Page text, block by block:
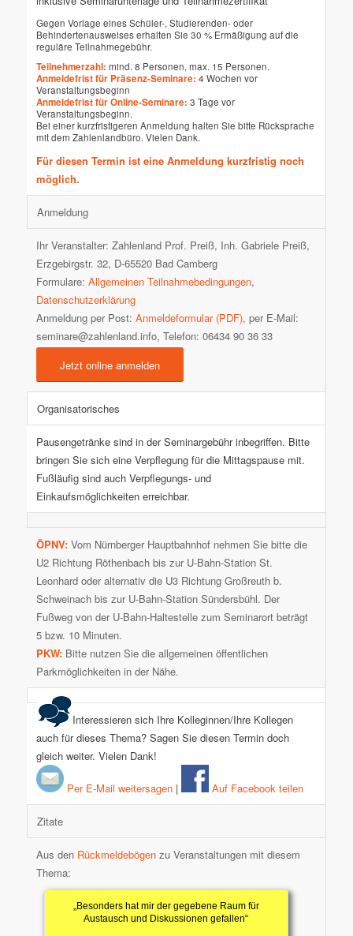
Gegen Vorlage eines Schüler-, Studierenden- oder
Behindertenausweises erhalten Sie 30 % Ermäßigung auf die
reguläre Teilnahmegebühr.
Teilnehmerzahl: mind. 8 Personen, max. 15 Personen.
Anmeldefrist für Präsenz-Seminare: 4 Wochen vor
Veranstaltungsbeginn
Anmeldefrist für Online-Seminare: 3 Tage vor
Veranstaltungsbeginn.
Bei einer kurzfristigeren Anmeldung halten Sie bitte Rücksprache
mit dem Zahlenlandbüro. Vielen Dank.
Für diesen Termin ist eine Anmeldung kurzfristig noch
möglich.
Anmeldung
Ihr Veranstalter: Zahlenland Prof. Preiß, Inh. Gabriele Preiß,
Erzgebirgstr. 32, D-65520 Bad Camberg
Formulare: Allgemeinen Teilnahmebedingungen,
Datenschutzerklärung
Anmeldung per Post: Anmeldeformular (PDF), per E-Mail:
seminare@zahlenland.info, Telefon: 06434 90 36 33
Jetzt online anmelden
Organisatorisches
Pausengetränke sind in der Seminargebühr inbegriffen. Bitte
bringen Sie sich eine Verpflegung für die Mittagspause mit.
Fußläufig sind auch Verpflegungs- und
Einkaufsmöglichkeiten erreichbar.
ÖPNV:Vom Nürnberger Hauptbahnhof nehmen Sie bitte die
U2 Richtung Röthenbach bis zur U-Bahn-Station St.
Leonhard oder alternativ die U3 Richtung Großreuth b.
Schweinach bis zur U-Bahn-Station Sündersbühl. Der
Fußweg von der U-Bahn-Haltestelle zum Seminarort beträgt
5 bzw. 10 Minuten.
PKW:Bitte nutzen Sie die allgemeinen öffentlichen
Parkmöglichkeiten in der Nähe.
Interessieren sich Ihre Kolleginnen/Ihre Kollegen
auch für dieses Thema? Sagen Sie diesen Termin doch
gleich weiter. Vielen Dank!
Per E-Mail weitersagen| Auf Facebook teilen
Zitate
Aus den Rückmeldebögenzu Veranstaltungen mit diesem
Thema:
„Besonders hat mir der gegebene Raum für
Austausch und Diskussionen gefallen“